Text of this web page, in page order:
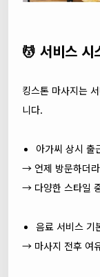
💆 서비스 시
킹스톤 마사지는
니다.
아가씨 상시 출
→ 언제 방문하더
→ 다양한 스타일
음료 서비스 기
→ 마사지 전후 여